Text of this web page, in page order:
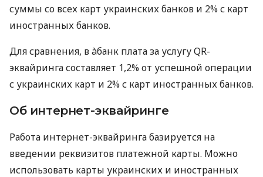
суммы со всех карт украинских банков и 2% с карт
иностранных банков.
Для сравнения, в àбанк плата за услугу QR-
эквайринга составляет 1,2% от успешной операции
с украинских карт и 2% с карт иностранных банков.
Об интернет-эквайринге
Работа интернет-эквайринга базируется на
введении реквизитов платежной карты. Можно
использовать карты украинских и иностранных